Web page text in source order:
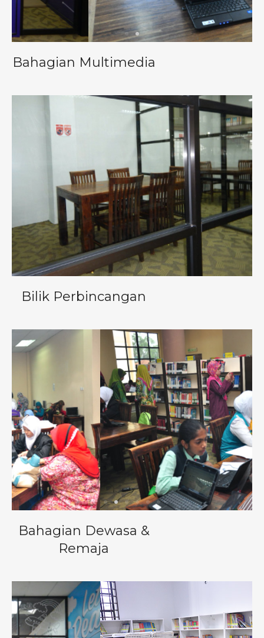
Bahagian Multimedia
Bilik Perbincangan
Bahagian Dewasa &
Remaja